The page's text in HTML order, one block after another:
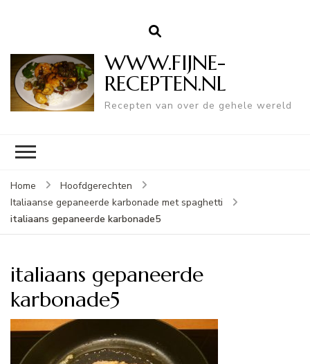
WWW.FIJNE-
RECEPTEN.NL
Recepten van over de gehele wereld
Home
Hoofdgerechten
Italiaanse gepaneerde karbonade met spaghetti
italiaans gepaneerde karbonade5
italiaans gepaneerde
karbonade5